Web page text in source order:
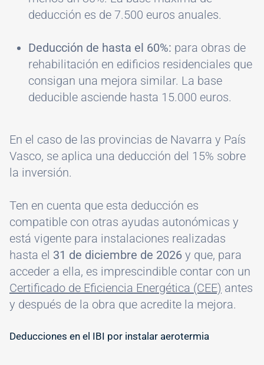
deducción es de 7.500 euros anuales.
Deducción de hasta el 60%: para obras de
rehabilitación en edificios residenciales que
consigan una mejora similar. La base
deducible asciende hasta 15.000 euros.
En el caso de las provincias de Navarra y País
Vasco, se aplica una deducción del 15% sobre
la inversión.
Ten en cuenta que esta deducción es
compatible con otras ayudas autonómicas y
está vigente para instalaciones realizadas
hasta el 31 de diciembre de 2026 y que, para
acceder a ella, es imprescindible contar con un
Certificado de Eficiencia Energética (CEE) antes
y después de la obra que acredite la mejora.
Deducciones en el IBI por instalar aerotermia